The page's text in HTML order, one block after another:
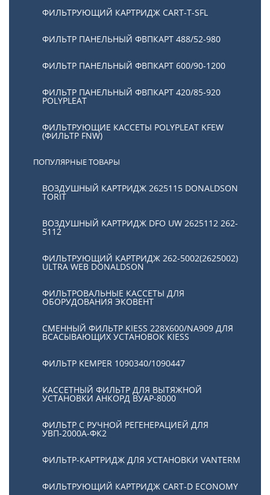
ФИЛЬТРУЮЩИЙ КАРТРИДЖ CART-T-SFL
ФИЛЬТР ПАНЕЛЬНЫЙ ФВПКАРТ 488/52-980
ФИЛЬТР ПАНЕЛЬНЫЙ ФВПКАРТ 600/90-1200
ФИЛЬТР ПАНЕЛЬНЫЙ ФВПКАРТ 420/85-920
POLYPLEAT
ФИЛЬТРУЮЩИЕ КАССЕТЫ POLYPLEAT KFEW
(ФИЛЬТР FNW)
ПОПУЛЯРНЫЕ ТОВАРЫ
ВОЗДУШНЫЙ КАРТРИДЖ 2625115 DONALDSON
TORIT
ВОЗДУШНЫЙ КАРТРИДЖ DFO UW 2625112 262-
5112
ФИЛЬТРУЮЩИЙ КАРТРИДЖ 262-5002(2625002)
ULTRA WEB DONALDSON
ФИЛЬТРОВАЛЬНЫЕ КАССЕТЫ ДЛЯ
ОБОРУДОВАНИЯ ЭКОВЕНТ
СМЕННЫЙ ФИЛЬТР KIESS 228Х600/NA909 ДЛЯ
ВСАСЫВАЮЩИХ УСТАНОВОК KIESS
ФИЛЬТР KEMPER 1090340/1090447
КАССЕТНЫЙ ФИЛЬТР ДЛЯ ВЫТЯЖНОЙ
УСТАНОВКИ АНКОРД ВУАР-8000
ФИЛЬТР С РУЧНОЙ РЕГЕНЕРАЦИЕЙ ДЛЯ
УВП-2000А-ФК2
ФИЛЬТР-КАРТРИДЖ ДЛЯ УСТАНОВКИ VANTERM
ФИЛЬТРУЮЩИЙ КАРТРИДЖ CART-D ECONOMY